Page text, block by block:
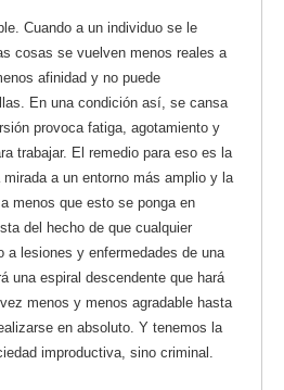
Cuando a un individuo se le
cosas se vuelven menos reales a
afinidad y no puede
En una condición así, se cansa
provoca fatiga, agotamiento y
trabajar. El remedio para eso es la
a un entorno más amplio y la
menos que esto se ponga en
del hecho de que cualquier
a lesiones y enfermedades de una
una espiral descendente que hará
menos y menos agradable hasta
en absoluto. Y tenemos la
improductiva, sino criminal.